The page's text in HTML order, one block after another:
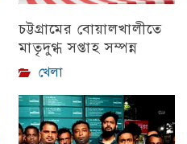
চট্টগ্রামের বোয়ালখালীতে
মাতৃদুগ্ধ সপ্তাহ সম্পন্ন
খেলা